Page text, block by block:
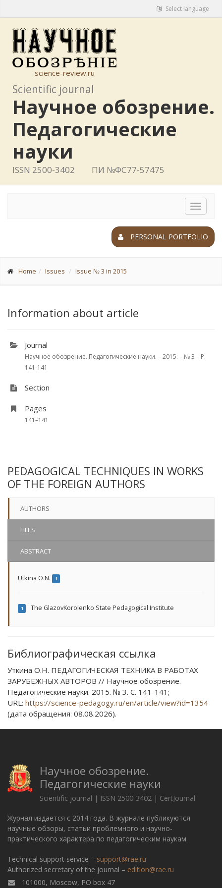
Select language
science-review.ru
Scientific journal
Научное обозрение.
Педагогические
науки
ISSN 2500-3402 ПИ №ФС77-57475
Toggle
PERSONAL PORTFOLIO
Home Issues Issue № 3 in 2015
Information about article
Journal
Научное обозрение. Педагогические науки. – 2015. – № 3 – P.
141-141
Section
Pages
141–141
PEDAGOGICAL TECHNIQUES IN WORKS
OF THE FOREIGN AUTHORS
AUTHORS
FILES
ABSTRACT
Utkina O.N. 1
1 The GlazovKorolenko State Pedagogical Institute
Библиографическая ссылка
Уткина О.Н. ПЕДАГОГИЧЕСКАЯ ТЕХНИКА В РАБОТАХ
ЗАРУБЕЖНЫХ АВТОРОВ // Научное обозрение.
Педагогические науки. 2015. № 3. С. 141-141;
URL: https://science-pedagogy.ru/en/article/view?id=1354
(дата обращения: 08.08.2026).
Научное обозрение.
Педагогические науки
Scientific journal | ISSN 2500-3402 | CertJournal
Журнал издается с 2014 года. В журнале публикуются
научные обзоры, статьи проблемного и научно-
практического характера по педагогическим наукам.
Technical support service – support@rae.ru
Authorized secretary of the journal – edition@rae.ru
101000, Moscow, PO box 47